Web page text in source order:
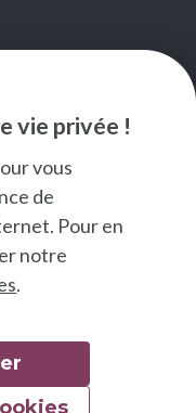
vie privée !
vous
de
Pour en
notre
.